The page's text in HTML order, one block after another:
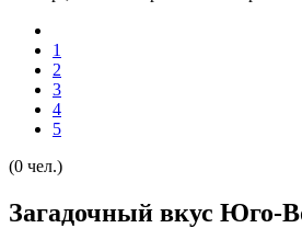
1
2
3
4
5
(0 чел.)
Загадочный вкус Юго-